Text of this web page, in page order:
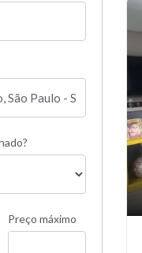
Preço máximo